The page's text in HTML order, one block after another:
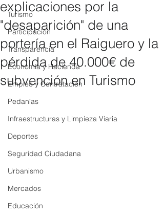
Turismo
Participación
Transparencia
Economía y Hacienda
Empleo y Contratación
Pedanías
Infraestructuras y Limpieza Viaria
Deportes
Seguridad Ciudadana
Urbanismo
Mercados
Educación
explicaciones por la
"desaparición" de una
portería en el Raiguero y la
pérdida de 40.000€ de
subvención en Turismo